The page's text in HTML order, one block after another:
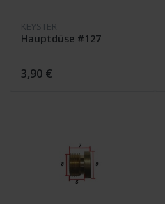
KEYSTER
Hauptdüse #127
3,90 €